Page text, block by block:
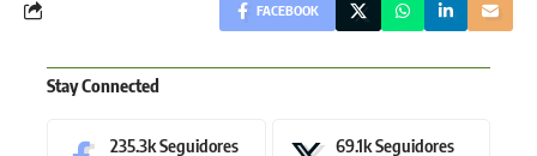
FACEBOOK
Stay Connected
235.3kSeguidores 69.1kSeguidores